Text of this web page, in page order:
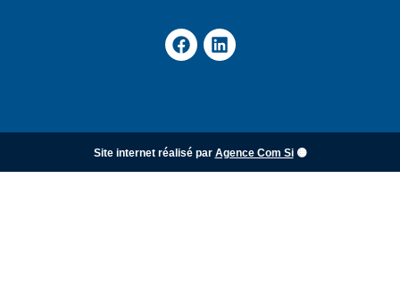
Site internet réalisé par Agence Com Si🟡